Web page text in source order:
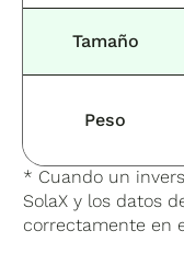
Tamaño
Peso
* Cuando un
SolaX y los datos
correctamente en